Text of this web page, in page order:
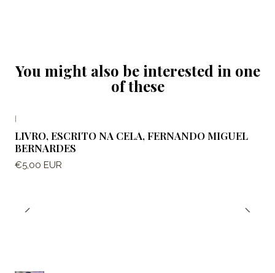
You might also be interested in one
of these
LIVRO, ESCRITO NA CELA, FERNANDO MIGUEL
BERNARDES
€5,00 EUR